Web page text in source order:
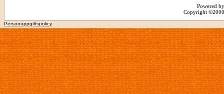
Powered
Copyright
Personuppgiftspolicy